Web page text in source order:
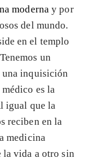
moderna y por
del mundo.
en el templo
un
inquisición
es la
igual que la
reciben en la
medicina
la vida a otro sin